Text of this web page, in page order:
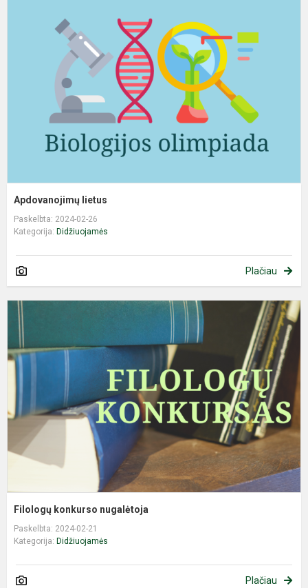
Apdovanojimų lietus
Paskelbta: 2024-02-26
Kategorija: Didžiuojamės
Plačiau
Filologų konkurso nugalėtoja
Paskelbta: 2024-02-21
Kategorija: Didžiuojamės
Plačiau